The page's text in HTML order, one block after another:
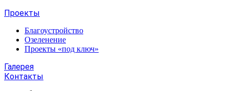
Проекты
Благоустройство
Озеленение
Проекты «под ключ»
Галерея
Контакты